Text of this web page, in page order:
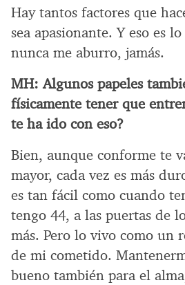
Hay tantos factores que
sea apasionante. Y eso es
nunca me aburro, jamás.
MH: Algunos papeles
físicamente tener que
te ha ido con eso?
Bien, aunque conforme te
mayor, cada vez es más
es tan fácil como cuando
tengo 44, a las puertas de
más. Pero lo vivo como un
de mi cometido.
bueno también para el